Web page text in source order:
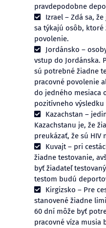
pravdepodobne
Izrael – Zdá sa,
sa týkajú osôb, ktoré
povolenie.
Jordánsko –
vstup do Jordánska.
sú potrebné žiadne
pracovné povolenie
do jedného mesiaca
pozitívneho
Kazachstan –
Kazachstanu je, že
preukázať, že sú HIV
Kuvajt – pri
žiadne testovanie,
byť žiadateľ
testom budú
Kirgizsko – Pre
stanovené žiadne
60 dní môže byť
pracovné víza musia